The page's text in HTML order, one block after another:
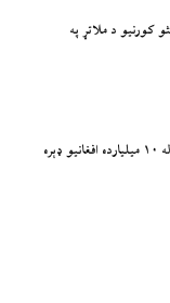
د ملاتړ په
“تېر کال د کانونو په سکتور کې له ۱۰ میلیارده افغانیو ډېره